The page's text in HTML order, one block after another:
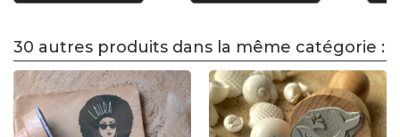
30 autres produits dans la même catégorie :